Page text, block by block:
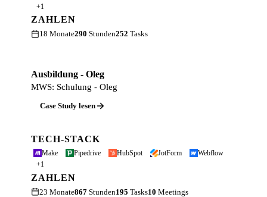
+1
ZAHLEN
18 Monate290 Stunden252 Tasks
Ausbildung - Oleg
MWS: Schulung - Oleg
Case Study lesen
TECH-STACK
Make Pipedrive HubSpot JotForm
Webflow
+1
ZAHLEN
23 Monate867 Stunden195 Tasks10 Meetings